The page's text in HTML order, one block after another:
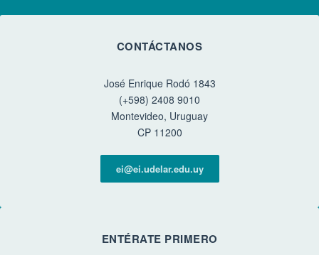
CONTÁCTANOS
José Enrique Rodó 1843
(+598) 2408 9010
Montevideo, Uruguay
CP 11200
ei@ei.udelar.edu.uy
ENTÉRATE PRIMERO